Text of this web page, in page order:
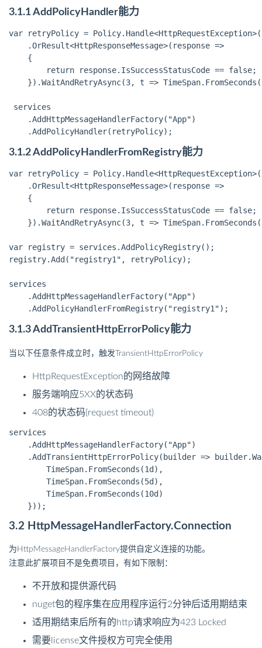
3.1.1 AddPolicyHandler能力
var retryPolicy =
    .OrResult<HttpResponseMessage>(response =>
    {
        return response.IsSuccessStatusCode == false;
}).WaitAndRetryAsync(3, t =>
services
    .AddHttpMessageHandlerFactory("App")
3.1.2 AddPolicyHandlerFromRegistry能力
var retryPolicy =
    .OrResult<HttpResponseMessage>(response =>
    {
        return response.IsSuccessStatusCode == false;
}).WaitAndRetryAsync(3, t =>
var registry = services.AddPolicyRegistry();
registry.Add("registry1", retryPolicy);
services
    .AddHttpMessageHandlerFactory("App")
3.1.3 AddTransientHttpErrorPolicy能力
当以下任意条件成立时，触发TransientHttpErrorPolicy
HttpRequestException的网络故障
服务端响应5XX的状态码
408的状态码(request timeout)
services
    .AddHttpMessageHandlerFactory("App")
.AddTransientHttpErrorPolicy(builder =>
        TimeSpan.FromSeconds(1d),
        TimeSpan.FromSeconds(5d),
        TimeSpan.FromSeconds(10d)
3.2 HttpMessageHandlerFactory.Connection
为HttpMessageHandlerFactory提供自定义连接的功能。
注意此扩展项目不是免费项目，有如下限制：
不开放和提供源代码
nuget包的程序集在应用程序运行2分钟后适用期结束
适用期结束后所有的http请求响应为423 Locked
需要license文件授权方可完全使用